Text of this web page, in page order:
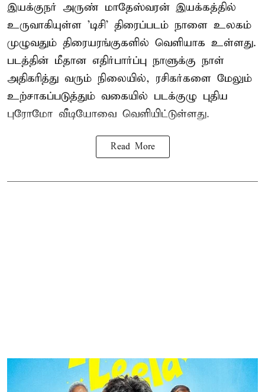
இயக்குநர் அருண் மாதேஸ்வரன் இயக்கத்தில்
உருவாகியுள்ள 'டிசி' திரைப்படம் நாளை உலகம்
முழுவதும் திரையரங்குகளில் வெளியாக உள்ளது.
படத்தின் மீதான எதிர்பார்ப்பு நாளுக்கு நாள்
அதிகரித்து வரும் நிலையில், ரசிகர்களை மேலும்
உற்சாகப்படுத்தும் வகையில் படக்குழு புதிய
புரோமோ வீடியோவை வெளியிட்டுள்ளது.
Read More